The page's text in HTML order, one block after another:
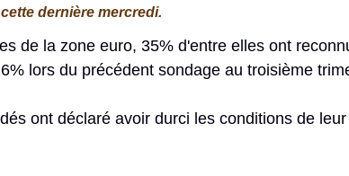
dernière mercredi.
de la zone euro, 35% d'entre elles ont
lors du précédent sondage au troisième
ont déclaré avoir durci les conditions de